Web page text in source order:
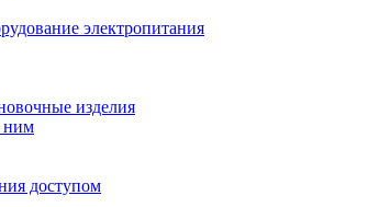
электропитания
изделия
ним
доступом